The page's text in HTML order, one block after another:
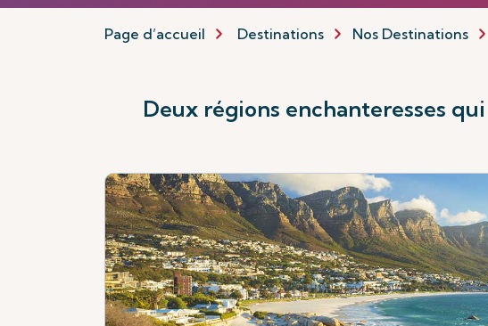
Page d’accueil Destinations Nos Destinations
Deux régions enchanteresses